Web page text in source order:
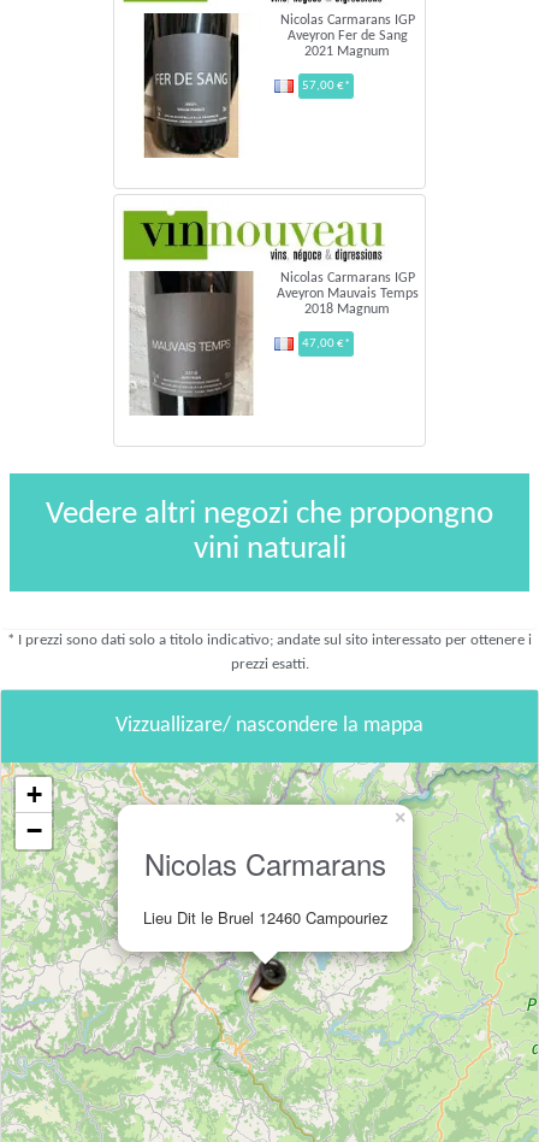
Nicolas Carmarans IGP
Aveyron Fer de Sang
2021 Magnum
57,00 €*
Nicolas Carmarans IGP
Aveyron Mauvais Temps
2018 Magnum
47,00 €*
Vedere altri negozi che propongno
vini naturali
* I prezzi sono dati solo a titolo indicativo; andate sul sito interessato per ottenere i
prezzi esatti.
Vizzuallizare/ nascondere la mappa
Nicolas Carmarans
Lieu Dit le Bruel 12460 Campouriez
×
+
−